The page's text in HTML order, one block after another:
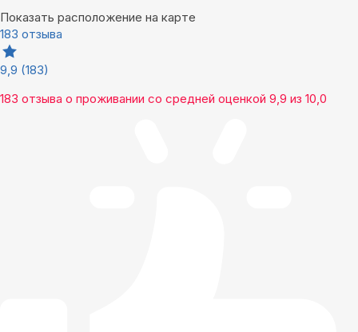
Показать расположение на карте
183 отзыва
9,9 (183)
183 отзыва о проживании со средней оценкой 9,9 из 10,0